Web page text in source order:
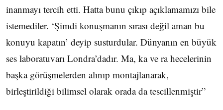
inanmayı tercih etti. Hatta bunu çıkıp açıklamamızı bile
istemediler. ‘Şimdi konuşmanın sırası değil aman bu
konuyu kapatın’ deyip susturdular. Dünyanın en büyük
ses laboratuvarı Londra’dadır. Ma, ka ve ra hecelerinin
başka görüşmelerden alınıp montajlanarak,
birleştirildiği bilimsel olarak orada da tescillenmiştir”